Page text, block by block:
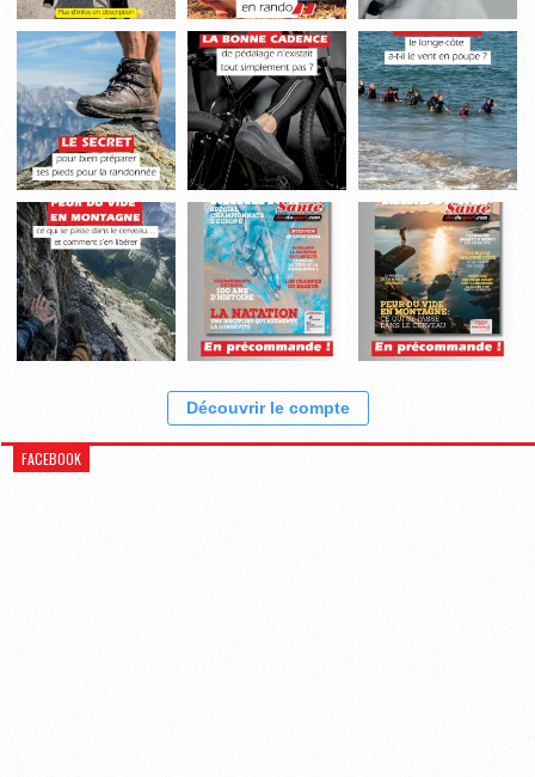
Découvrir le compte
FACEBOOK